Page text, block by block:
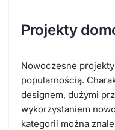
Projekty
Nowoczesne
popularnością.
designem, dużymi
wykorzystaniem
kategorii można